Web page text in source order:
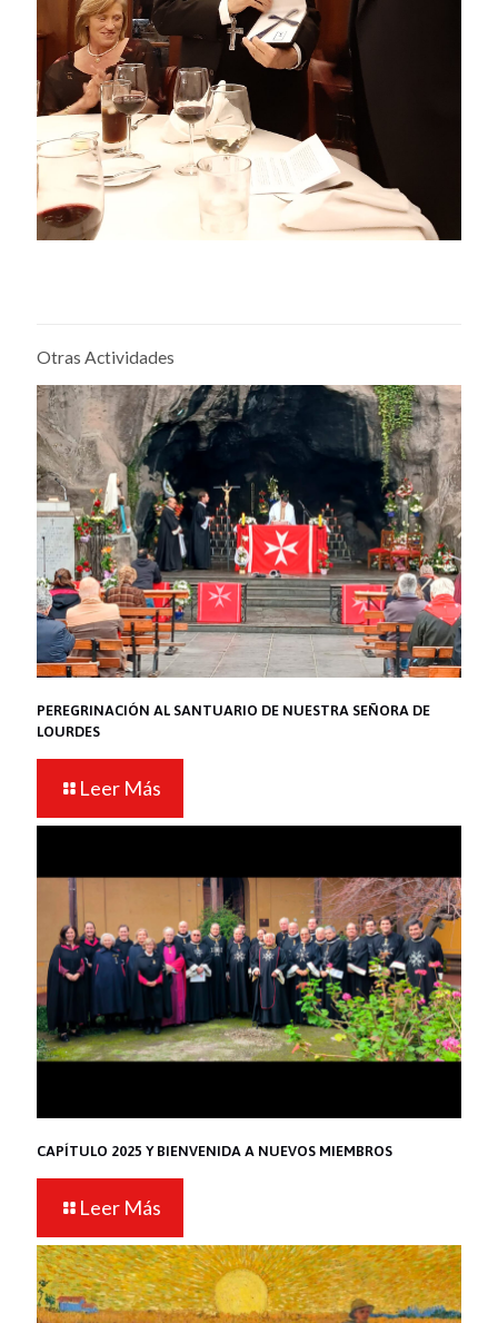
Otras Actividades
PEREGRINACIÓN AL SANTUARIO DE NUESTRA SEÑORA DE
LOURDES
Leer Más
CAPÍTULO 2025 Y BIENVENIDA A NUEVOS MIEMBROS
Leer Más